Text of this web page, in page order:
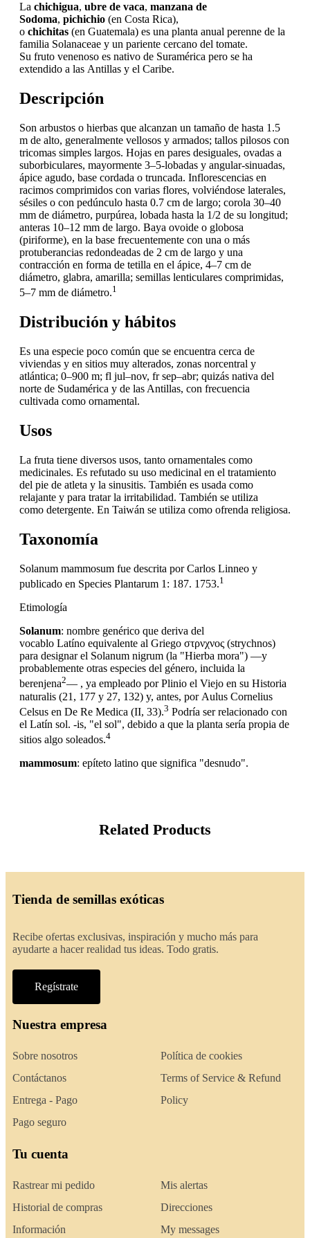
La chichigua, ubre de vaca, manzana de
Sodoma, pichichio (en Costa Rica),
o chichitas (en Guatemala) es una planta anual perenne de la
familia Solanaceae y un pariente cercano del tomate.
Su fruto venenoso es nativo de Suramérica pero se ha
extendido a las Antillas y el Caribe.
Descripción
Son arbustos o hierbas que alcanzan un tamaño de hasta 1.5
m de alto, generalmente vellosos y armados; tallos pilosos con
tricomas simples largos. Hojas en pares desiguales, ovadas a
suborbiculares, mayormente 3–5-lobadas y angular-sinuadas,
ápice agudo, base cordada o truncada. Inflorescencias en
racimos comprimidos con varias flores, volviéndose laterales,
sésiles o con pedúnculo hasta 0.7 cm de largo; corola 30–40
mm de diámetro, purpúrea, lobada hasta la 1/2 de su longitud;
anteras 10–12 mm de largo. Baya ovoide o globosa
(piriforme), en la base frecuentemente con una o más
protuberancias redondeadas de 2 cm de largo y una
contracción en forma de tetilla en el ápice, 4–7 cm de
diámetro, glabra, amarilla; semillas lenticulares comprimidas,
5–7 mm de diámetro.1
Distribución y hábitos
Es una especie poco común que se encuentra cerca de
viviendas y en sitios muy alterados, zonas norcentral y
atlántica; 0–900 m; fl jul–nov, fr sep–abr; quizás nativa del
norte de Sudamérica y de las Antillas, con frecuencia
cultivada como ornamental.
Usos
La fruta tiene diversos usos, tanto ornamentales como
medicinales. Es refutado su uso medicinal en el tratamiento
del pie de atleta y la sinusitis. También es usada como
relajante y para tratar la irritabilidad. También se utiliza
como detergente. En Taiwán se utiliza como ofrenda religiosa.
Taxonomía
Solanum mammosum fue descrita por Carlos Linneo y
publicado en Species Plantarum 1: 187. 1753.1
Etimología
Solanum: nombre genérico que deriva del
vocablo Latíno equivalente al Griego στρνχνος (strychnos)
para designar el Solanum nigrum (la "Hierba mora") —y
probablemente otras especies del género, incluida la
berenjena2​— , ya empleado por Plinio el Viejo en su Historia
naturalis (21, 177 y 27, 132) y, antes, por Aulus Cornelius
Celsus en De Re Medica (II, 33).3 ​ Podría ser relacionado con
el Latín sol. -is, "el sol", debido a que la planta sería propia de
sitios algo soleados.4
mammosum: epíteto latino que significa "desnudo".
Related Products
Tienda de semillas exóticas
Recibe ofertas exclusivas, inspiración y mucho más para
ayudarte a hacer realidad tus ideas. Todo gratis.
Regístrate
Nuestra empresa
Sobre nosotros
Contáctanos
Entrega - Pago
Pago seguro
Política de cookies
Terms of Service & Refund
Policy
Tu cuenta
Rastrear mi pedido
Historial de compras
Información
Mis alertas
Direcciones
My messages